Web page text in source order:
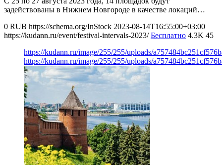
задействованы в Нижнем Новгороде в качестве локаций…
0 RUB https://schema.org/InStock 2023-08-14T16:55:00+03:00
https://kudann.ru/event/festival-intervals-2023/ Бесплатно 4.3K 45
https://kudann.ru/image/255/255/uploads/
https://kudann.ru/image/255/255/uploads/